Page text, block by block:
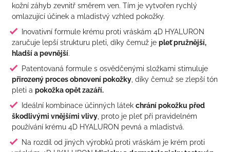
kožní záhyb zevnitř směrem ven. Tím je vytvořen rychlý
omlazující účinek a mladistvý vzhled pokožky.
Inovativní formule krému proti vráskám 4D HYALURON
zaručuje lepší strukturu pleti, díky čemuž je pleť pružnější,
hladší a pevnější.
Patentovaná formule s osvědčenými složkami stimuluje
přirozený proces obnovení pokožky , díky čemuž se zlepší tón
pleti a pokožka opět zazáří.
Ideální kombinace účinných látek chrání pokožku před
škodlivými vnějšími vlivy , proto je pleť při pravidelném
používání krému 4D HYALURON pevná a mladistvá.
Na rozdíl od jiných výrobků proti vráskám je krém proti